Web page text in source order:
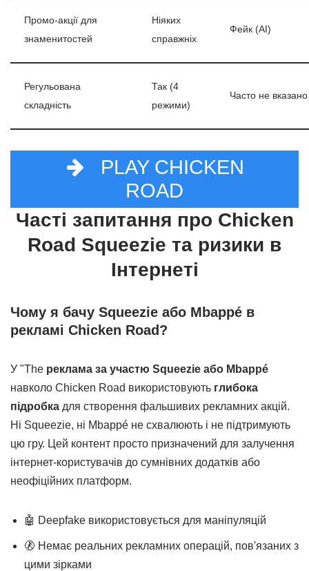
Промо-акції для
знаменитостей
Ніяких
справжніх
Фейк (AI)
Регульована
складність
Так (4
режими)
Часто не вказано
PLAY CHICKEN
ROAD
Часті запитання про Chicken
Road Squeezie та ризики в
Інтернеті
Чому я бачу Squeezie або Mbappé в
рекламі Chicken Road?
У "The реклама за участю Squeezie або Mbappé
навколо Chicken Road використовують глибока
підробка для створення фальшивих рекламних акцій.
Ні Squeezie, ні Mbappé не схвалюють і не підтримують
цю гру. Цей контент просто призначений для залучення
інтернет-користувачів до сумнівних додатків або
неофіційних платформ.
🤖 Deepfake використовується для маніпуляцій
🚷 Немає реальних рекламних операцій, пов'язаних з
цими зірками